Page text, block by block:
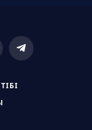
Telegram